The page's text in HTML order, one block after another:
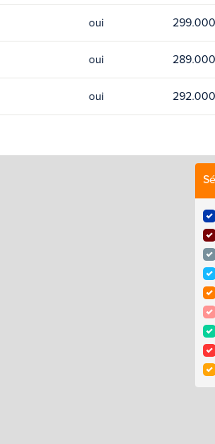
oui
oui
oui